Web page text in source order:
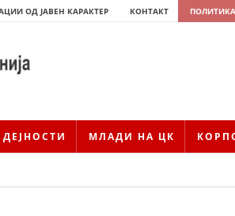
ОД ЈАВЕН КАРАКТЕР КОНТАКТ
ДЕЈНОСТИ МЛАДИ НА ЦК